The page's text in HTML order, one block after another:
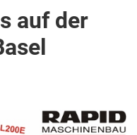
auf der